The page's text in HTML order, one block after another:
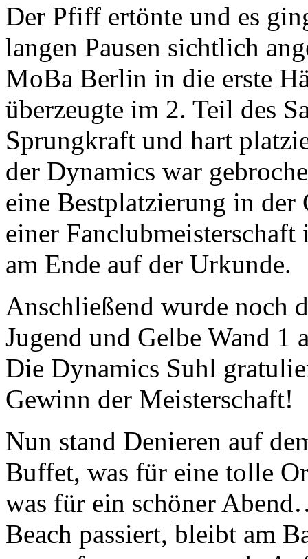
Der Pfiff ertönte und es
langen Pausen sichtlich
MoBa Berlin in die erste
überzeugte im 2. Teil des
Sprungkraft und hart
der Dynamics war
eine Bestplatzierung in der
einer
am Ende auf der Urkunde.
Anschließend wurde noch
Jugend und Gelbe Wand 1
Die Dynamics Suhl
Gewinn der Meisterschaft!
Nun stand Denieren auf
Buffet, was für eine tolle
was für ein schöner
Beach passiert, bleibt am